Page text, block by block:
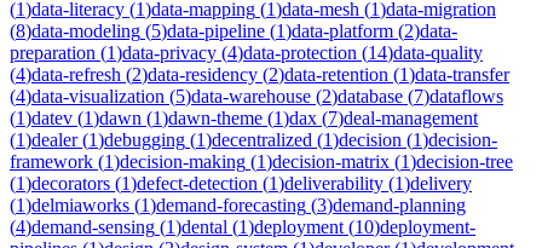
(1)data-literacy (1)data-mapping (1)data-mesh (1)data-migration
(8)data-modeling (5)data-pipeline (1)data-platform (2)data-
preparation (1)data-privacy (4)data-protection (14)data-quality
(4)data-refresh (2)data-residency (2)data-retention (1)data-transfer
(4)data-visualization (5)data-warehouse (2)database (7)dataflows
(1)datev (1)dawn (1)dawn-theme (1)dax (7)deal-management
(1)dealer(1)debugging (1)decentralized (1)decision (1)decision-
framework (1)decision-making (1)decision-matrix (1)decision-tree
(1)decorators (1)defect-detection (1)deliverability (1)delivery
(1)delmiaworks (1)demand-forecasting (3)demand-planning
(4)demand-sensing (1)dental (1)deployment (10)deployment-